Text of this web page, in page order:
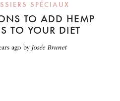
SPÉCIAUX
TO ADD HEMP
TO YOUR DIET
ago by Josée Brunet